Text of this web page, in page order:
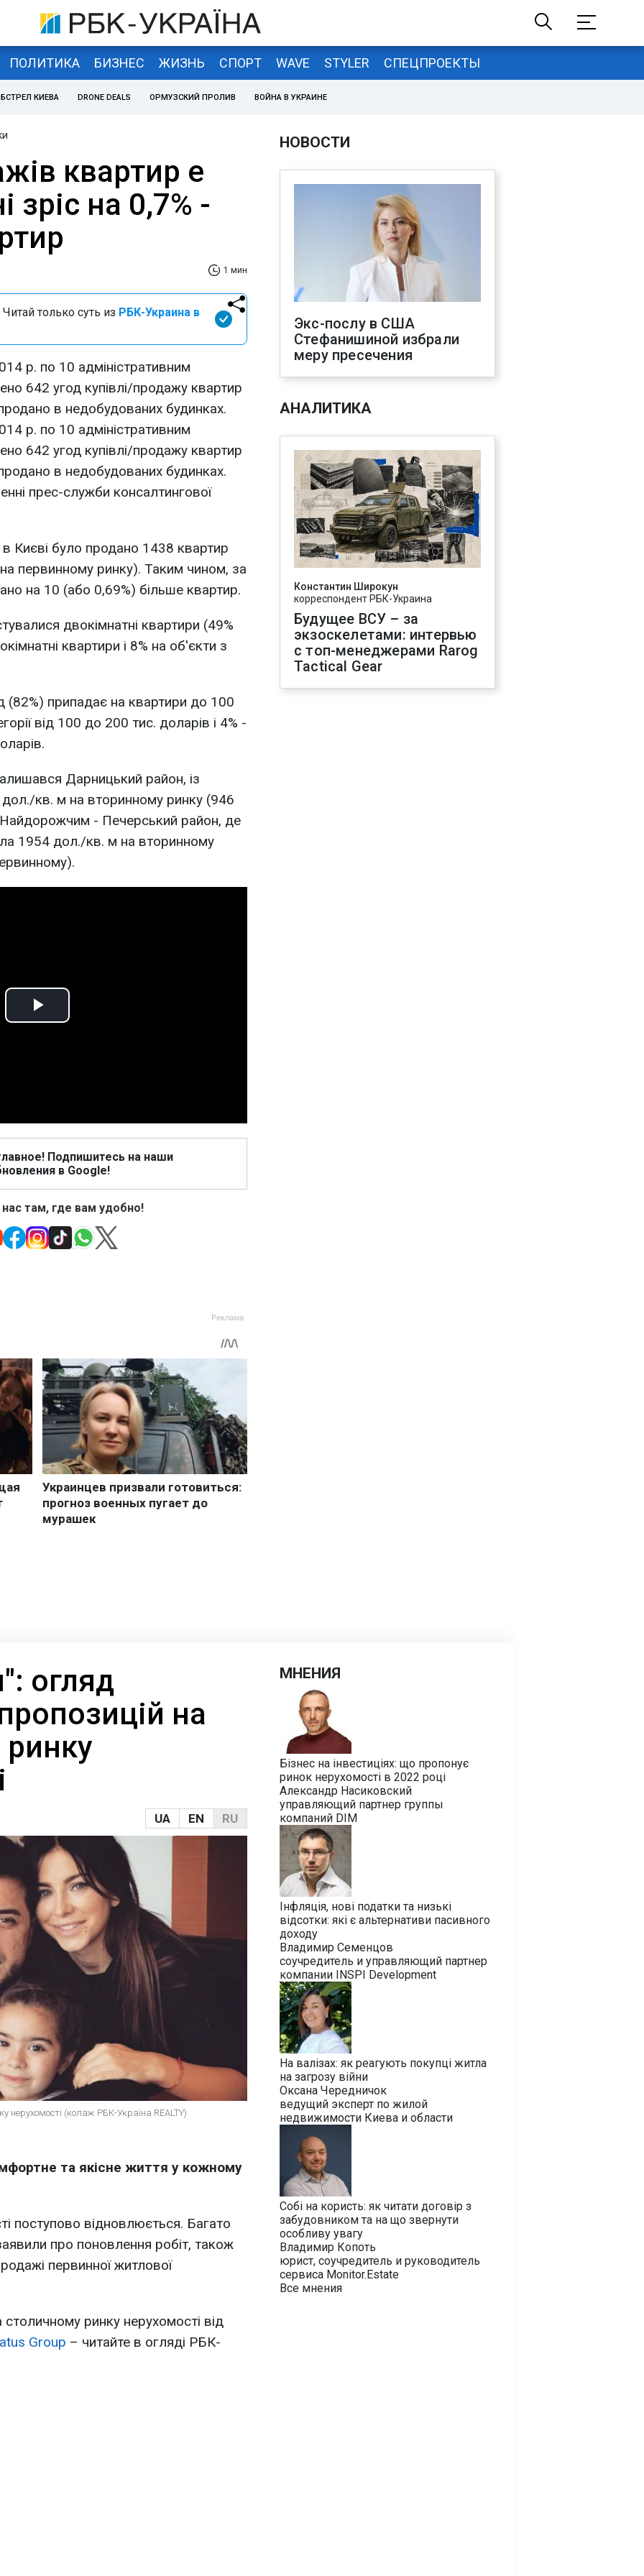
ПОЛИТИКА БИЗНЕС ЖИЗНЬ СПОРТ WAVE STYLER СПЕЦПРОЕКТЫ
КИЕВА DRONE DEALS ОРМУЗСКИЙ ПРОЛИВ ВОЙНА В УКРАИНЕ
квартир e
зріс на 0,7% -
1 мин
только суть из РБК-Украина в
р. по 10 адміністративним
642 угод купівлі/продажу квартир
в недобудованих будинках.
р. по 10 адміністративним
642 угод купівлі/продажу квартир
в недобудованих будинках.
прес-служби консалтингової
Києві було продано 1438 квартир
первинному ринку). Таким чином, за
на 10 (або 0,69%) більше квартир.
двокімнатні квартири (49%
квартири і 8% на об'єкти з
(82%) припадає на квартири до 100
від 100 до 200 тис. доларів і 4% -
Дарницький район, із
кв. м на вторинному ринку (946
- Печерський район, де
1954 дол./кв. м на вторинному
Play
Подпишитесь на наши
в Google!
там, где вам удобно!
НОВОСТИ
Экс-послу в США
Стефанишиной избрали
меру пресечения
АНАЛИТИКА
Константин Широкун
корреспондент РБК-Украина
Будущее ВСУ – за
экзоскелетами: интервью
с топ-менеджерами Rarog
Tactical Gear
огляд
на
UA EN RU
нерухомості (колаж РБК-Україна REALTY)
та якісне життя у кожному
поступово відновлюється. Багато
про поновлення робіт, також
первинної житлової
ринку нерухомості від
Group – читайте в огляді РБК-
МНЕНИЯ
Бізнес на інвестиціях: що пропонує
ринок нерухомості в 2022 році
Александр Насиковский
управляющий партнер группы
компаний DIM
Інфляція, нові податки та низькі
відсотки: які є альтернативи пасивного
доходу
Владимир Семенцов
соучредитель и управляющий партнер
компании INSPI Development
На валізах: як реагують покупці житла
на загрозу війни
Оксана Чередничок
ведущий эксперт по жилой
недвижимости Киева и области
Собі на користь: як читати договір з
забудовником та на що звернути
особливу увагу
Владимир Копоть
юрист, соучредитель и руководитель
сервиса Monitor.Estate
Все мнения